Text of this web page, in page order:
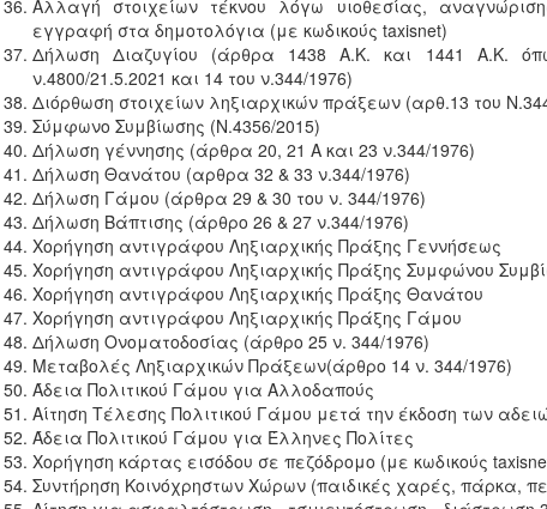
Αλλαγή στοιχείων τέκνου λόγω υιοθεσίας,
εγγραφή στα δημοτολόγια (με κωδικούς taxisnet)
Δήλωση Διαζυγίου (άρθρα 1438 Α.Κ. και 1441 Α.Κ.
ν.4800/21.5.2021 και 14 του ν.344/1976)
Διόρθωση στοιχείων ληξιαρχικών πράξεων (αρθ.13 του
Σύμφωνο Συμβίωσης (Ν.4356/2015)
Δήλωση γέννησης (άρθρα 20, 21 Α και 23 ν.344/1976)
Δήλωση Θανάτου (αρθρα 32 & 33 ν.344/1976)
Δήλωση Γάμου (άρθρα 29 & 30 του ν. 344/1976)
Δήλωση Βάπτισης (άρθρο 26 & 27 ν.344/1976)
Χορήγηση αντιγράφου Ληξιαρχικής Πράξης Γεννήσεως
Χορήγηση αντιγράφου Ληξιαρχικής Πράξης Συμφώνου
Χορήγηση αντιγράφου Ληξιαρχικής Πράξης Θανάτου
Χορήγηση αντιγράφου Ληξιαρχικής Πράξης Γάμου
Δήλωση Ονοματοδοσίας (άρθρο 25 ν. 344/1976)
Μεταβολές Ληξιαρχικών Πράξεων(άρθρο 14 ν. 344/1976)
Άδεια Πολιτικού Γάμου για Αλλοδαπούς
Αίτηση Τέλεσης Πολιτικού Γάμου μετά την έκδοση των
Άδεια Πολιτικού Γάμου για Έλληνες Πολίτες
Χορήγηση κάρτας εισόδου σε πεζόδρομο (με κωδικούς
Συντήρηση Κοινόχρηστων Χώρων (παιδικές χαρές, πάρκα,